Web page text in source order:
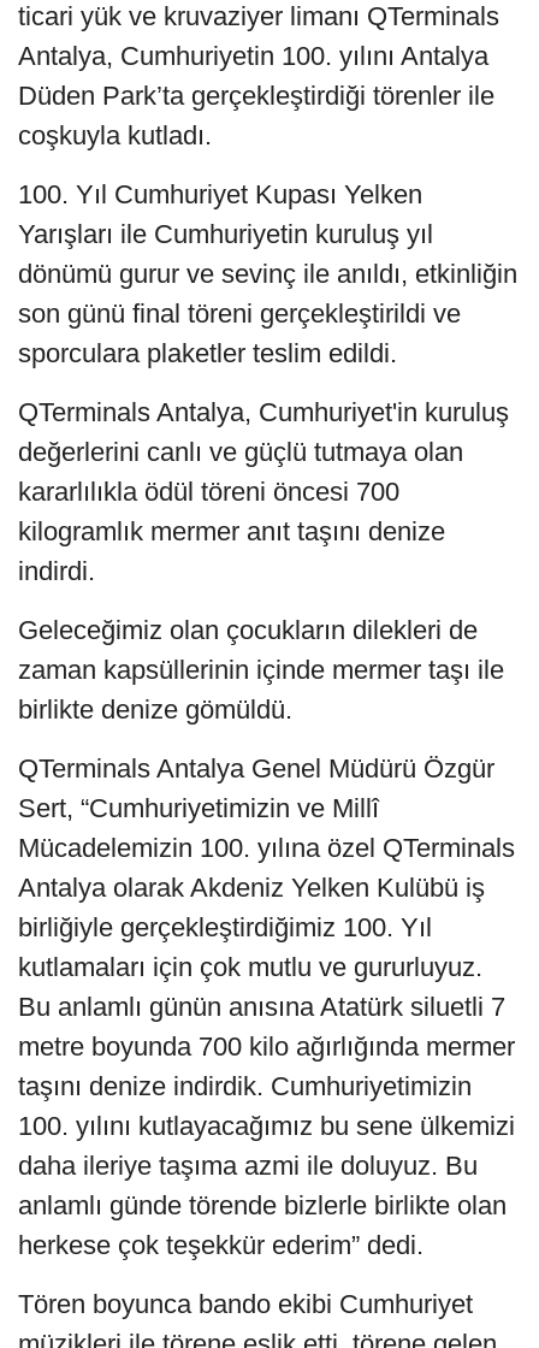
ticari yük ve kruvaziyer limanı QTerminals
Antalya, Cumhuriyetin 100. yılını Antalya
Düden Park’ta gerçekleştirdiği törenler ile
coşkuyla kutladı.
100. Yıl Cumhuriyet Kupası Yelken
Yarışları ile Cumhuriyetin kuruluş yıl
dönümü gurur ve sevinç ile anıldı, etkinliğin
son günü final töreni gerçekleştirildi ve
sporculara plaketler teslim edildi.
QTerminals Antalya, Cumhuriyet'in kuruluş
değerlerini canlı ve güçlü tutmaya olan
kararlılıkla ödül töreni öncesi 700
kilogramlık mermer anıt taşını denize
indirdi.
Geleceğimiz olan çocukların dilekleri de
zaman kapsüllerinin içinde mermer taşı ile
birlikte denize gömüldü.
QTerminals Antalya Genel Müdürü Özgür
Sert, “Cumhuriyetimizin ve Millî
Mücadelemizin 100. yılına özel QTerminals
Antalya olarak Akdeniz Yelken Kulübü iş
birliğiyle gerçekleştirdiğimiz 100. Yıl
kutlamaları için çok mutlu ve gururluyuz.
Bu anlamlı günün anısına Atatürk siluetli 7
metre boyunda 700 kilo ağırlığında mermer
taşını denize indirdik. Cumhuriyetimizin
100. yılını kutlayacağımız bu sene ülkemizi
daha ileriye taşıma azmi ile doluyuz. Bu
anlamlı günde törende bizlerle birlikte olan
herkese çok teşekkür ederim” dedi.
Tören boyunca bando ekibi Cumhuriyet